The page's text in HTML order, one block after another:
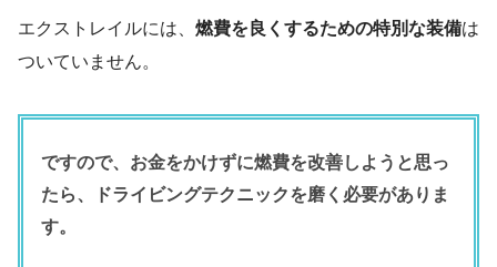
エクストレイルには、 燃費を良くするための特別な装備は
ついていません。
ですので、お金をかけずに燃費を改善しようと思っ
たら、ドライビングテクニックを磨く必要がありま
す。